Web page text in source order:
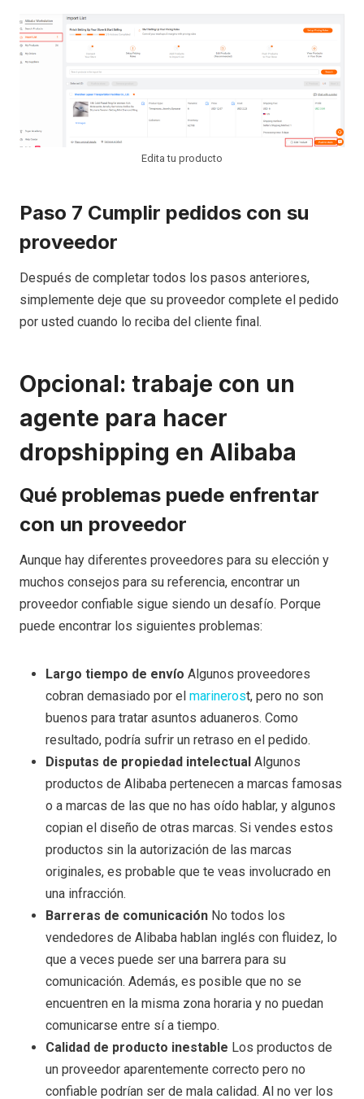
Edita tu producto
Paso 7 Cumplir pedidos con su
proveedor
Después de completar todos los pasos anteriores,
simplemente deje que su proveedor complete el pedido
por usted cuando lo reciba del cliente final.
Opcional: trabaje con un
agente para hacer
dropshipping en Alibaba
Qué problemas puede enfrentar
con un proveedor
Aunque hay diferentes proveedores para su elección y
muchos consejos para su referencia, encontrar un
proveedor confiable sigue siendo un desafío. Porque
puede encontrar los siguientes problemas:
Largo tiempo de envío Algunos proveedores
cobran demasiado por el marinerost, pero no son
buenos para tratar asuntos aduaneros. Como
resultado, podría sufrir un retraso en el pedido.
Disputas de propiedad intelectual Algunos
productos de Alibaba pertenecen a marcas famosas
o a marcas de las que no has oído hablar, y algunos
copian el diseño de otras marcas. Si vendes estos
productos sin la autorización de las marcas
originales, es probable que te veas involucrado en
una infracción.
Barreras de comunicación No todos los
vendedores de Alibaba hablan inglés con fluidez, lo
que a veces puede ser una barrera para su
comunicación. Además, es posible que no se
encuentren en la misma zona horaria y no puedan
comunicarse entre sí a tiempo.
Calidad de producto inestable Los productos de
un proveedor aparentemente correcto pero no
confiable podrían ser de mala calidad. Al no ver los